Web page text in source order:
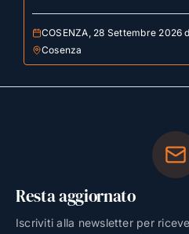
COSENZA, 28 Settembre 2026
Cosenza
Resta aggiornato
Iscriviti alla newsletter per